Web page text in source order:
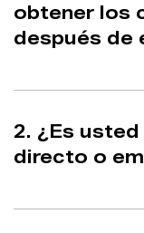
obtener los
después de
2. ¿Es
directo o